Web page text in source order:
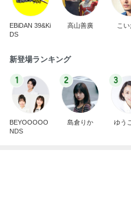
EBiDAN 39&Ki
DS
高山善廣 こ
新登場ランキング
1
BEYOOOOO
NDS
2
島倉りか
3
ゆう